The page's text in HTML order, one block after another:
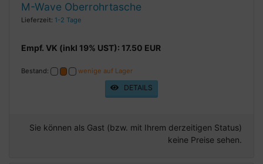
M-Wave Oberrohrtasche
Lieferzeit: 1-2 Tage
Empf. VK (inkl 19% UST): 17.50 EUR
Bestand: wenige auf Lager
DETAILS
Sie können als Gast (bzw. mit Ihrem derzeitigen Status)
keine Preise sehen.